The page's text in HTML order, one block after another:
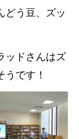
どう豆、ズッ
ッドさんはズ
です！